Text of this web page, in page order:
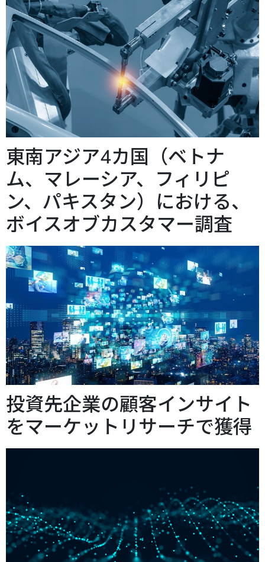
東南アジア4カ国（ベトナ
ム、マレーシア、フィリピ
ン、パキスタン）における、
ボイスオブカスタマー調査
投資先企業の顧客インサイト
をマーケットリサーチで獲得